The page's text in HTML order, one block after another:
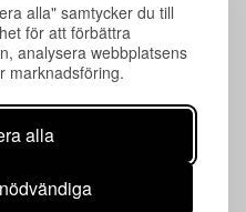
alla" samtycker du till
för att förbättra
analysera webbplatsens
marknadsföring.
alla